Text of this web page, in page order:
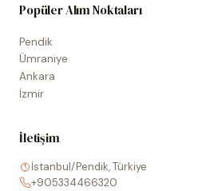
Popüler Alım Noktaları
Pendik
Ümraniye
Ankara
İzmir
İletişim
İstanbul/Pendik, Türkiye
+905334466320